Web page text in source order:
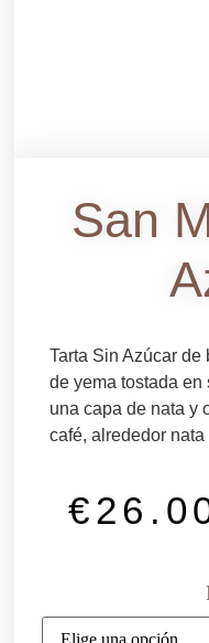
San
Tarta Sin Azúcar
de yema tostada
una capa de nata y
café, alrededor nata
€